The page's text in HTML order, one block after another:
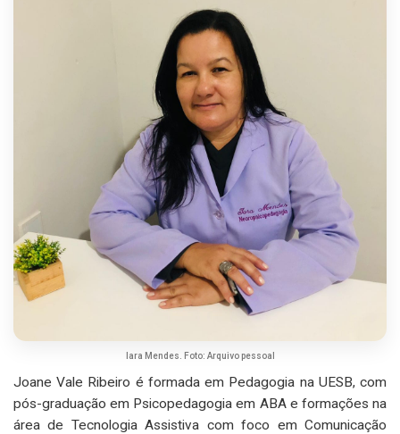
Iara Mendes. Foto: Arquivo pessoal
Joane Vale Ribeiro é formada em Pedagogia na UESB, com
pós-graduação em Psicopedagogia em ABA e formações na
área de Tecnologia Assistiva com foco em Comunicação